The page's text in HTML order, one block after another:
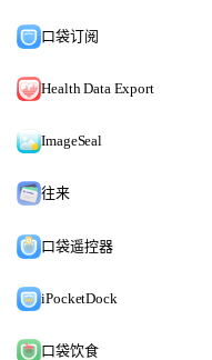
口袋订阅
Health Data Export
ImageSeal
往来
口袋遥控器
iPocketDock
口袋饮食